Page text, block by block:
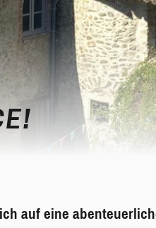
auf eine